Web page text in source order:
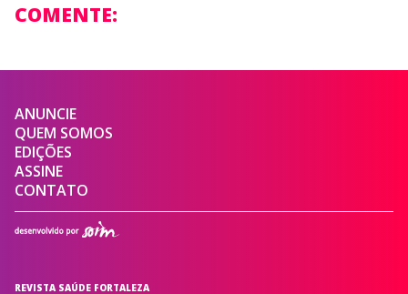
COMENTE:
ANUNCIE
QUEM SOMOS
EDIÇÕES
ASSINE
CONTATO
REVISTA SAÚDE FORTALEZA